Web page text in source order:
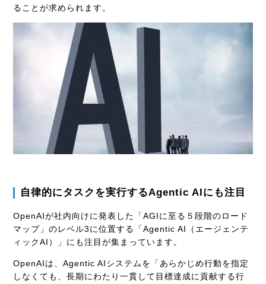
ることが求められます。
自律的にタスクを実行するAgentic AIにも注目
OpenAIが社内向けに発表した「AGIに至る５段階のロード
マップ」のレベル3に位置する「Agentic AI（エージェンテ
ィックAI）」にも注目が集まっています。
OpenAIは、Agentic AIシステムを「あらかじめ行動を指定
しなくても、長期にわたり一貫して目標達成に貢献する行